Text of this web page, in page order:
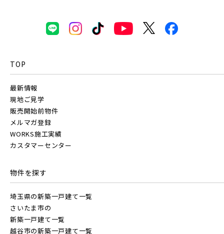
TOP
最新情報
現地ご見学
販売開始前物件
メルマガ登録
WORKS施工実績
カスタマーセンター
物件を探す
埼玉県の新築一戸建て一覧
さいたま市の
新築一戸建て一覧
越谷市の新築一戸建て一覧